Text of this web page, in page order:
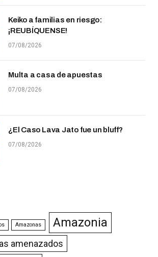
Keiko a familias en riesgo:
¡REUBÍQUENSE!
07/08/2026
Multa a casa de apuestas
07/08/2026
¿El Caso Lava Jato fue un bluff?
07/08/2026
Amazonas Amazonia
amenazados